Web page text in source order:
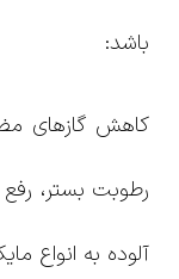
باشد:
کاهش گازهای
رطوبت بستر،
آلوده به انواع